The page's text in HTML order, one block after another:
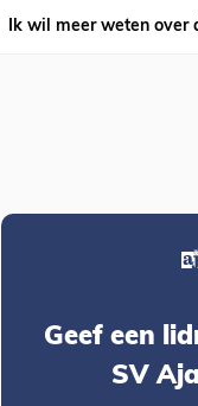
Ik wil meer weten over
Geef een
SV